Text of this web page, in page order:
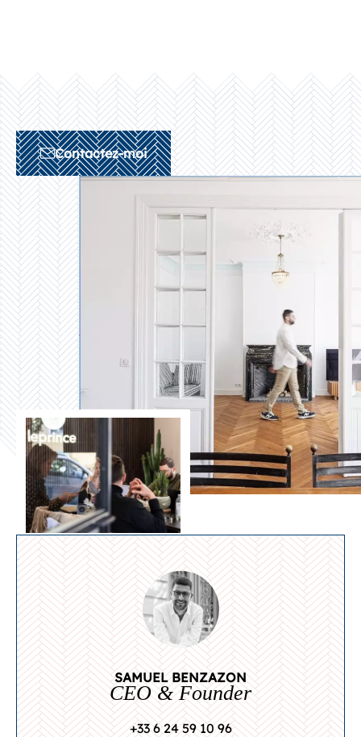
Contactez-moi
SAMUEL BENZAZON
CEO & Founder
+33 6 24 59 10 96